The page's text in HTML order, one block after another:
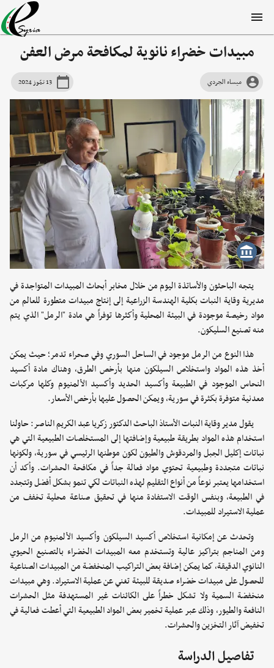
مبيدات خضراء نانوية لمكافحة مرض العفن
ميساء الجردي 13 تمّوز 2024
يتجه الباحثون والأساتذة اليوم من خلال مخابر أبحاث المبيدات المتواجدة في
مديرية وقاية النبات بكلية الهندسة الزراعية إلى إنتاج مبيدات متطورة للعالم من
مواد رخيصة موجودة في البيئة المحلية وأكثرها توفراً هي مادة "الرمل" الذي يتم
منه تصنيع السليكون.
هذا النوع من الرمل موجود في الساحل السوري وفي صحراء تدمر؛ حيث يمكن
أخذ هذه المواد واستخلاص السيلكون منها بأرخص الطرق، وهناك مادة أكسيد
النحاس الموجود في الطبيعة وأكسيد الحديد وأكسيد الألمنيوم وكلها مركبات
معدنية متوفرة بكثرة في سورية، ويمكن الحصول عليها بأرخص الأسعار.
يقول مدير وقاية النبات الأستاذ الباحث الدكتور زكريا عبد الكريم الناصر: حاولنا
استخدام هذه المواد بطريقة طبيعية وإضافتها إلى المستخلصات الطبيعية التي هي
نباتات إكليل الجبل والمردقوش والطيون لكون موطنها الرئيسي في سورية، ولكونها
نباتات متجددة وطبيعية تحتوي مواد فعالة جداً في مكافحة الحشرات. وأكد أن
استخدامها يعتبر نوعاً من أنواع التقليم لهذه النباتات لكي تنمو بشكل أفضل وتتجدد
في الطبيعة، وبنفس الوقت الاستفادة منها في تحقيق صناعة محلية تخفف من
عملية الاستيراد للمبيدات.
وتحدث عن إمكانية استخلاص أكسيد السيلكون وأكسيد الألمنيوم من الرمل
ومن المناجم بتراكيز عالية وتستخدم معه المبيدات الخضراء بالتصنيع الحيوي
النانوي الدقيقة، كما يمكن إضافة بعض التراكيب المنخفضة من المبيدات الصناعية
للحصول على مبيدات خضراء صديقة للبيئة تغني عن عملية الاستيراد. وهي مبيدات
منخفضة السمية ولا تشكل خطراً على الكائنات غير المستهدفة مثل الحشرات
النافعة والطيور، وذلك عبر عملية تخمير بعض المواد الطبيعية التي أعطت فعالية في
تخفيض آثار التخزين والحشرات.
تفاصيل الدراسة